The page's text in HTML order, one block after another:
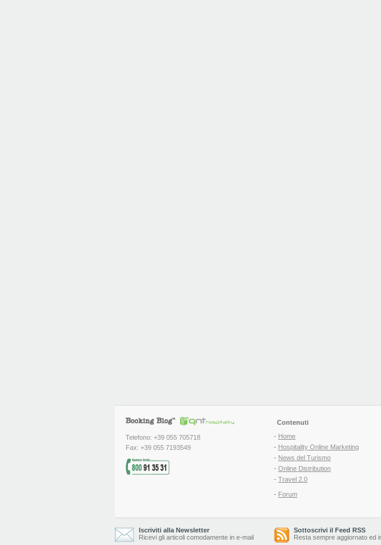
Telefono: +39 055 705718
Fax: +39 055 7193549
Contenuti
- Home
- Hospitality Online Marketing
- News del Turismo
- Online Distribution
- Travel 2.0
- Forum
Iscriviti alla Newsletter
Ricevi gli articoli comodamente in e-mail
Sottoscrivi il Feed RSS
Resta sempre aggiornato ed